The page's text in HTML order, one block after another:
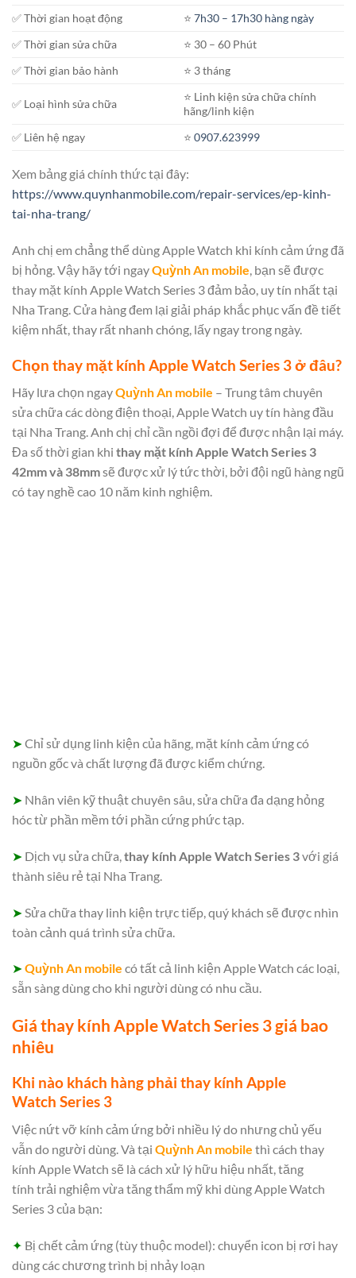
✅ Thời gian hoạt động
⭐️7h30 – 17h30 hàng ngày
✅ Thời gian sửa chữa
⭐️ 30 – 60 Phút
✅ Thời gian bảo hành
⭐️ 3 tháng
✅ Loại hình sửa chữa
⭐️ Linh kiện sửa chữa chính
hãng/linh kiện
✅ Liên hệ ngay
⭐️0907.623999
Xem bảng giá chính thức tại đây:
https://www.quynhanmobile.com/repair-services/ep-kinh-
tai-nha-trang/
Anh chị em chẳng thể dùng Apple Watch khi kính cảm ứng đã
bị hỏng. Vậy hãy tới ngayQuỳnh An mobile, bạn sẽ được
thay mặt kính Apple Watch Series 3 đảm bảo, uy tín nhất tại
Nha Trang. Cửa hàng đem lại giải pháp khắc phục vấn đề tiết
kiệm nhất, thay rất nhanh chóng, lấy ngay trong ngày.
Chọn thay mặt kính Apple Watch Series 3 ở đâu?
Hãy lưa chọn ngayQuỳnh An mobile – Trung tâm chuyên
sửa chữa các dòng điện thoại, Apple Watch uy tín hàng đầu
tại Nha Trang. Anh chị chỉ cần ngồi đợi để được nhận lại máy.
Đa số thời gian khi thay mặt kính Apple Watch Series 3
42mmvà 38mmsẽ được xử lý tức thời, bởi đội ngũ hàng ngũ
có tay nghề cao 10 năm kinh nghiệm.
➤Chỉ sử dụng linh kiện của hãng, mặt kính cảm ứng có
nguồn gốc và chất lượng đã được kiểm chứng.
➤ Nhân viên kỹ thuật chuyên sâu, sửa chữa đa dạng hỏng
hóc từ phần mềm tới phần cứng phức tạp.
➤ Dịch vụ sửa chữa, thay kính Apple Watch Series 3với giá
thành siêu rẻ tại Nha Trang.
➤ Sửa chữa thay linh kiện trực tiếp, quý khách sẽ được nhìn
toàn cảnh quá trình sửa chữa.
➤Quỳnh An mobile có tất cả linh kiện Apple Watch các loại,
sẵn sàng dùng cho khi người dùng có nhu cầu.
Giá thay kính Apple Watch Series 3 giá bao
nhiêu
Khi nào khách hàng phải thay kính Apple
Watch Series 3
Việc nứt vỡ kính cảm ứng bởi nhiều lý do nhưng chủ yếu
vẫn do người dùng. Và tại Quỳnh An mobile thì cách thay
kính Apple Watch sẽ là cách xử lý hữu hiệu nhất, tăng
tính trải nghiệm vừa tăng thẩm mỹ khi dùng Apple Watch
Series 3 của bạn:
✦ Bị chết cảm ứng (tùy thuộc model): chuyển icon bị rơi hay
dùng các chương trình bị nhảy loạn